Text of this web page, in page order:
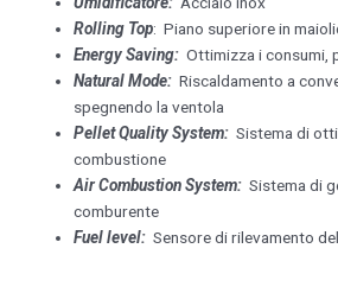
Rolling Top: Piano superiore in
Energy Saving: Ottimizza i consumi,
Natural Mode: Riscaldamento a
spegnendo la ventola
Pellet Quality System: Sistema di
combustione
Air Combustion System: Sistema di
comburente
Fuel level: Sensore di rilevamento